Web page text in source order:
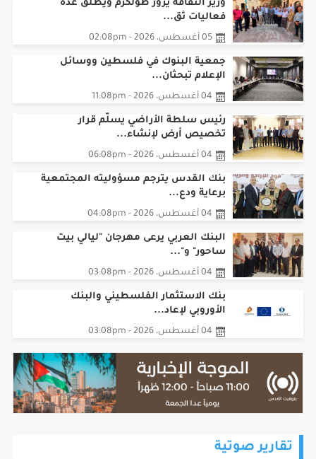
وزير الثقافة يزور طولكرم ويطلق عدة
فعاليات ثق...
05 أغسطس، 2026 - 02:08pm
جمعية البنوك في فلسطين ووسائل
الإعلام تبحثان...
04 أغسطس، 2026 - 11:08pm
رئيس سلطة الأراضي يسلّم قرار
تخصيص أرض لإنشاء...
04 أغسطس، 2026 - 06:08pm
بنك القدس يترجم مسؤوليته المجتمعية
برعاية ودع...
04 أغسطس، 2026 - 04:08pm
البنك العربي يرعى مهرجان "ليالي بيت
ساحور" و"...
04 أغسطس، 2026 - 03:08pm
بنك الاستثمار الفلسطيني والبنك
الأوروبي لإعاد...
04 أغسطس، 2026 - 03:08pm
تقارير صوتية